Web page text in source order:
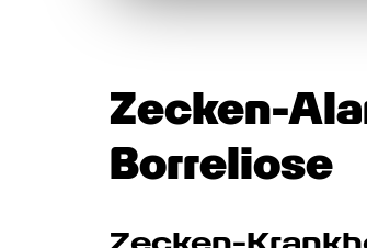
Zecken-
Borreliose